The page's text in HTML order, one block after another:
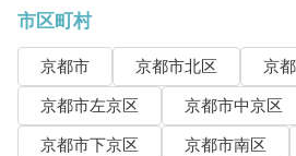
市区町村
京都市 京都市北区
京
京都市左京区
京都市中京区
京都市下京区
京都市南区